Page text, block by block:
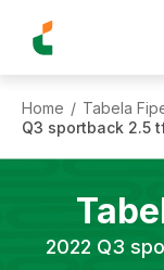
Home / Tabela
Q3 sportback 2.5
2022 Q3